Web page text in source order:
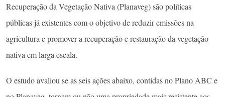
Recuperação da Vegetação Nativa (Planaveg) são políticas
públicas já existentes com o objetivo de reduzir emissões na
agricultura e promover a recuperação e restauração da vegetação
nativa em larga escala.
O estudo avaliou se as seis ações abaixo, contidas no Plano ABC e